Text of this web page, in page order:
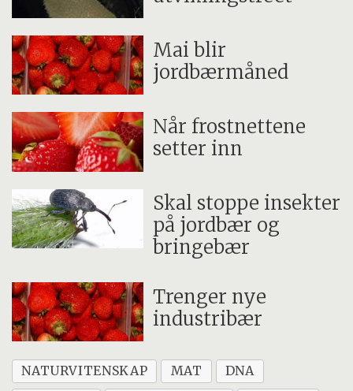
Mai blir
jordbærmåned
Når frostnettene
setter inn
Skal stoppe insekter
på jordbær og
bringebær
Trenger nye
industribær
NATURVITENSKAP MAT
DNA